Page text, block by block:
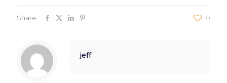
Share 0
jeff